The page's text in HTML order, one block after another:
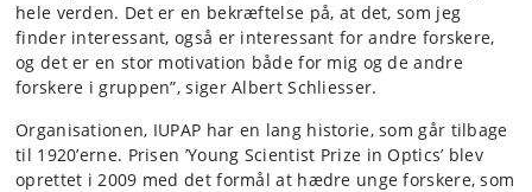
hele verden. Det er en bekræftelse på, at det, som jeg
finder interessant, også er interessant for andre forskere,
og det er en stor motivation både for mig og de andre
forskere i gruppen”, siger Albert Schliesser.
Organisationen, IUPAP har en lang historie, som går tilbage
til 1920’erne. Prisen ’Young Scientist Prize in Optics’ blev
oprettet i 2009 med det formål at hædre unge forskere, som